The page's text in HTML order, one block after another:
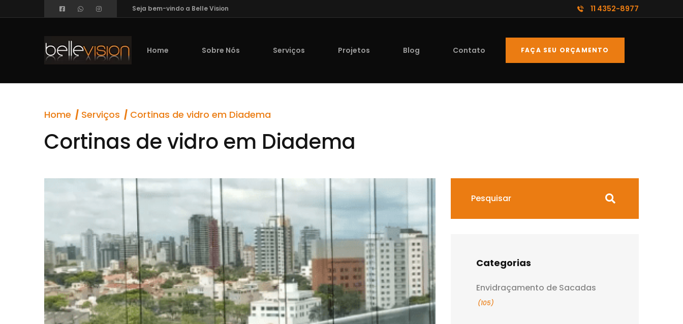
Seja bem-vindo a Belle Vision 11 4352-8977
Home Sobre Nós Serviços Projetos Blog Contato FAÇA SEU ORÇAMENTO
Home Serviços Cortinas de vidro em Diadema
Cortinas de vidro em Diadema
Categorias
Envidraçamento de Sacadas
(105)